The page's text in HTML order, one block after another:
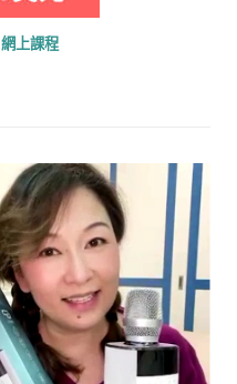
網上課程